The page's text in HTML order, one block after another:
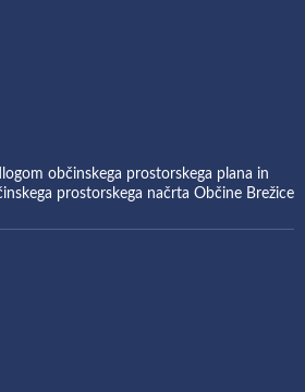
občinskega prostorskega plana in
prostorskega načrta Občine Brežice